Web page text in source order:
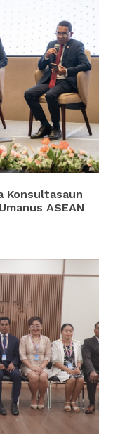
Konsultasaun
ASEAN